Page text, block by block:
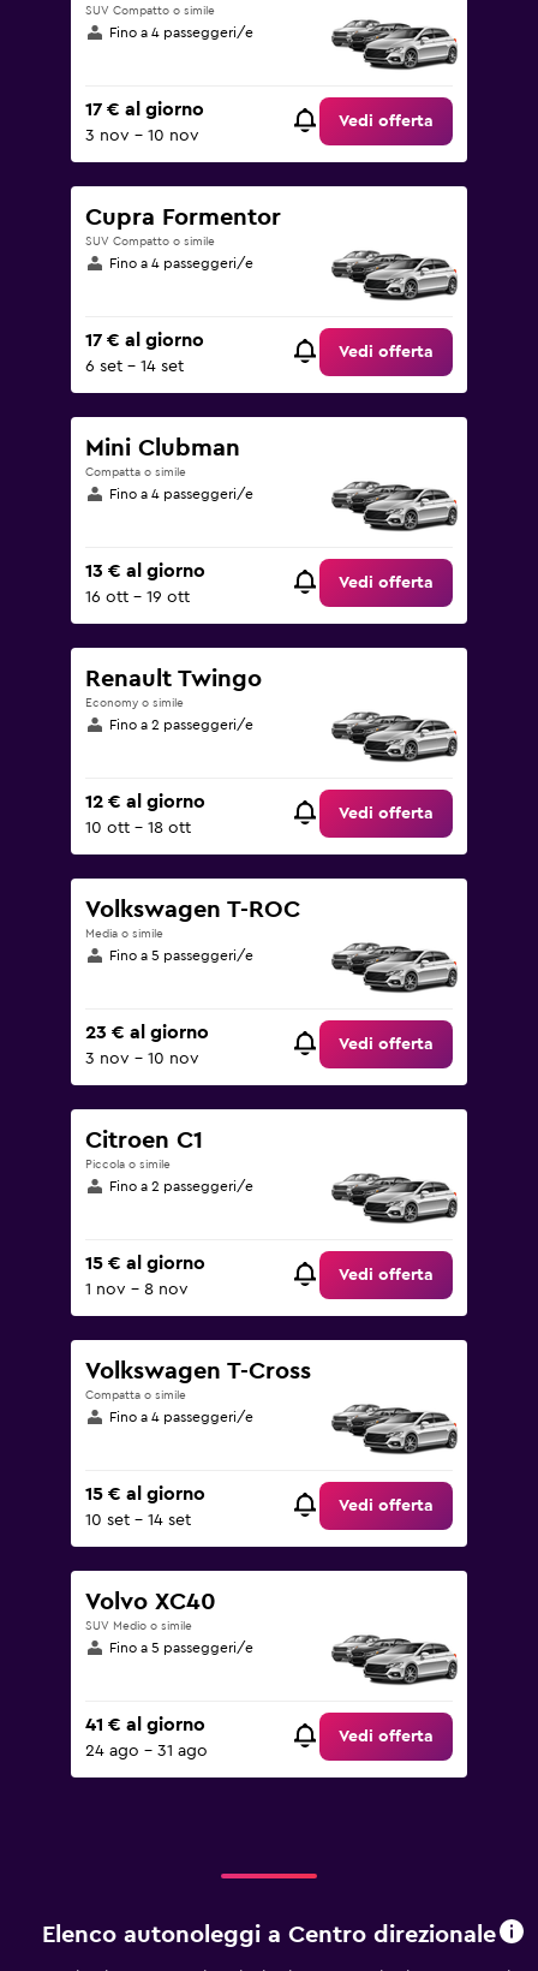
SUV Compatto o simile
Fino a 4 passeggeri/e
17 € al giorno
3 nov - 10 nov
Vedi offerta
Cupra Formentor
SUV Compatto o simile
Fino a 4 passeggeri/e
17 € al giorno
6 set - 14 set
Vedi offerta
Mini Clubman
Compatta o simile
Fino a 4 passeggeri/e
13 € al giorno
16 ott - 19 ott
Vedi offerta
Renault Twingo
Economy o simile
Fino a 2 passeggeri/e
12 € al giorno
10 ott - 18 ott
Vedi offerta
Volkswagen T-ROC
Media o simile
Fino a 5 passeggeri/e
23 € al giorno
3 nov - 10 nov
Vedi offerta
Citroen C1
Piccola o simile
Fino a 2 passeggeri/e
15 € al giorno
1 nov - 8 nov
Vedi offerta
Volkswagen T-Cross
Compatta o simile
Fino a 4 passeggeri/e
15 € al giorno
10 set - 14 set
Vedi offerta
Volvo XC40
SUV Medio o simile
Fino a 5 passeggeri/e
41 € al giorno
24 ago - 31 ago
Vedi offerta
Elenco autonoleggi a Centro direzionale